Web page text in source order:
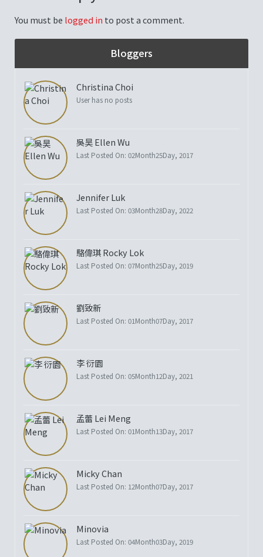
You must be logged in to post a comment.
Bloggers
Christina Choi
User has no posts
吳昊 Ellen Wu
Last Posted On: 02Month25Day, 2017
Jennifer Luk
Last Posted On: 03Month28Day, 2022
駱偉琪 Rocky Lok
Last Posted On: 07Month25Day, 2019
劉致新
Last Posted On: 01Month07Day, 2017
李 衍園
Last Posted On: 05Month12Day, 2021
孟蕾 Lei Meng
Last Posted On: 01Month13Day, 2017
Micky Chan
Last Posted On: 12Month07Day, 2017
Minovia
Last Posted On: 04Month03Day, 2019